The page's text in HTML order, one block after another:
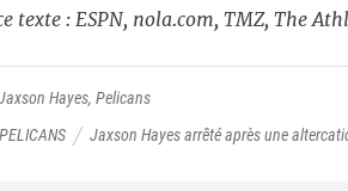
Actu NBA
PELICANS
Jaxson Hayes arrêté après une
texte : ESPN, nola.com, TMZ, The
Hayes, Pelicans